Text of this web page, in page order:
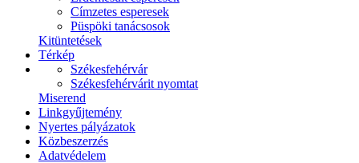
Címzetes esperesek
Püspöki tanácsosok
Kitüntetések
Térkép
Székesfehérvár
Székesfehérvárit nyomtat
Miserend
Linkgyűjtemény
Nyertes pályázatok
Közbeszerzés
Adatvédelem